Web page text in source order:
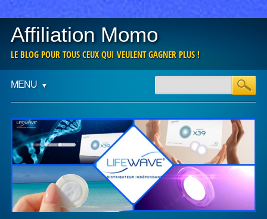
Affiliation Momo
LE BLOG POUR TOUS CEUX QUI VEULENT GAGNER PLUS !
Main menu
content
MENU